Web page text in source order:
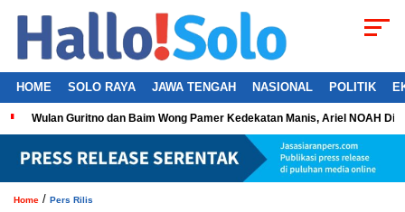
HOME SOLO RAYA JAWA TENGAH NASIONAL POLITIK
Wulan Guritno dan Baim Wong Pamer Kedekatan Manis, Ariel NOAH
Home / Pers Rilis